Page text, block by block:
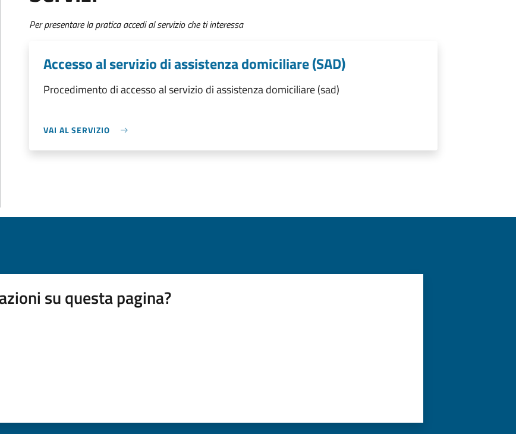
Per presentare la pratica accedi al servizio che ti interessa
Accesso al servizio di assistenza domiciliare (SAD)
Procedimento di accesso al servizio di assistenza domiciliare (sad)
VAI AL SERVIZIO
su questa pagina?